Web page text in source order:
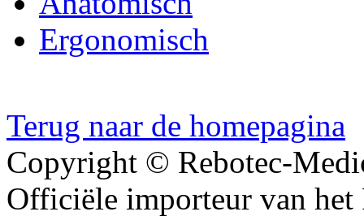
Ergonomisch
Terug naar de homepagina
Copyright © Rebotec-
Officiële importeur van het